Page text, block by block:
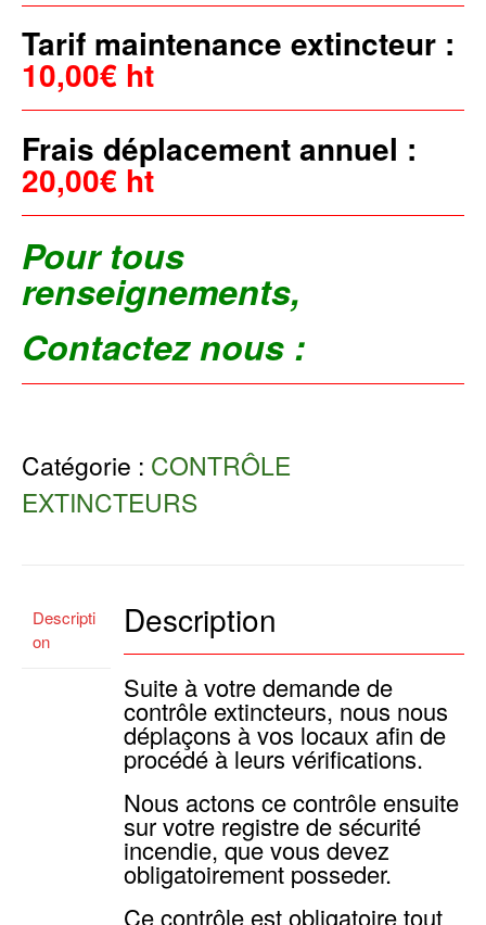
Tarif maintenance extincteur :
10,00€ ht
Frais déplacement annuel :
20,00€ ht
Pour tous
renseignements,
Contactez nous :
Catégorie : CONTRÔLE
EXTINCTEURS
Descripti
on
Description
Suite à votre demande de
contrôle extincteurs, nous nous
déplaçons à vos locaux afin de
procédé à leurs vérifications.
Nous actons ce contrôle ensuite
sur votre registre de sécurité
incendie, que vous devez
obligatoirement posseder.
Ce contrôle est obligatoire tout